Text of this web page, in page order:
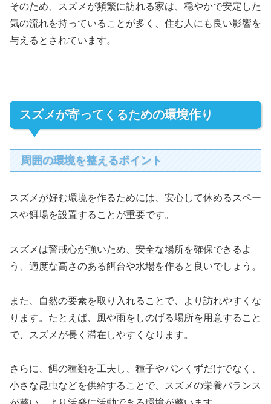
そのため、スズメが頻繁に訪れる家は、穏やかで安定した
気の流れを持っていることが多く、住む人にも良い影響を
与えるとされています。
スズメが寄ってくるための環境作り
周囲の環境を整えるポイント
スズメが好む環境を作るためには、安心して休めるスペー
スや餌場を設置することが重要です。
スズメは警戒心が強いため、安全な場所を確保できるよ
う、適度な高さのある餌台や水場を作ると良いでしょう。
また、自然の要素を取り入れることで、より訪れやすくな
ります。たとえば、風や雨をしのげる場所を用意すること
で、スズメが長く滞在しやすくなります。
さらに、餌の種類を工夫し、種子やパンくずだけでなく、
小さな昆虫などを供給することで、スズメの栄養バランス